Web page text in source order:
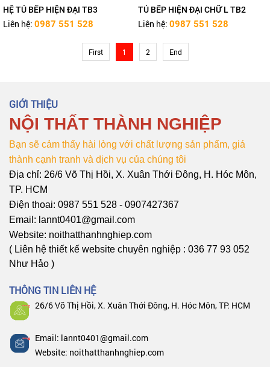
HỆ TỦ BẾP HIỆN ĐẠI TB3
Liên hệ: 0987 551 528
TỦ BẾP HIỆN ĐẠI CHỮ L TB2
Liên hệ: 0987 551 528
First 1 2 End
GIỚI THIỆU
NỘI THẤT THÀNH NGHIỆP
Bạn sẽ cảm thấy hài lòng với chất lượng sản phẩm, giá
thành cạnh tranh và dịch vụ của chúng tôi
Địa chỉ: 26/6 Võ Thị Hồi, X. Xuân Thới Đông, H. Hóc Môn,
TP. HCM
Điện thoai: 0987 551 528 - 0907427367
Email: lannt0401@gmail.com
Website: noithatthanhnghiep.com
( Liên hệ thiết kế website chuyên nghiệp : 036 77 93 052
Như Hảo )
THÔNG TIN LIÊN HỆ
26/6 Võ Thị Hồi, X. Xuân Thới Đông, H. Hóc Môn, TP. HCM
Email: lannt0401@gmail.com
Website: noithatthanhnghiep.com